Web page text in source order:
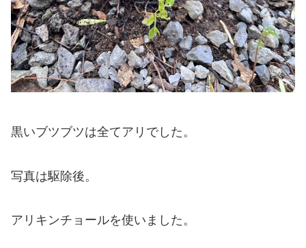
黒いブツブツは全てアリでした。
写真は駆除後。
アリキンチョールを使いました。